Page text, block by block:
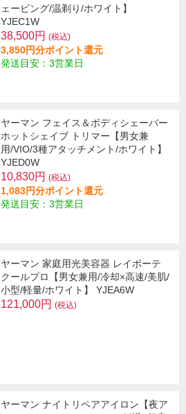
ェービング/温剃り/ホワイト】
YJEC1W
38,500円 (税込)
3,850円分ポイント還元
発送目安：3営業日
ヤーマン フェイス＆ボディシェーバー
ホットシェイブ トリマー【男女兼
用/VIO/3種アタッチメント/ホワイト】
YJED0W
10,830円 (税込)
1,083円分ポイント還元
発送目安：3営業日
ヤーマン 家庭用光美容器 レイボーテ
クールプロ【男女兼用/冷却×高速/美肌/
小型/軽量/ホワイト】 YJEA6W
121,000円 (税込)
ヤーマン ナイトリペアアイロン【夜ア